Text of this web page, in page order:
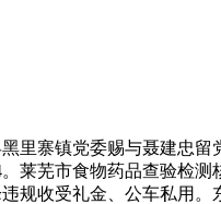
寨镇党委赐与聂建忠留
莱芜市食物药品查验检
规收受礼金、公车私用